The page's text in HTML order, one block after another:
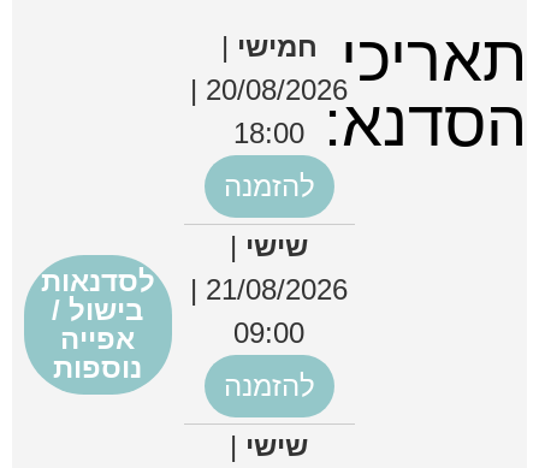
חמישי|
20/08/2026 |
18:00
להזמנה
שישי|
21/08/2026 |
09:00
להזמנה
שישי|
לסדנאות
בישול /
אפייה
נוספות